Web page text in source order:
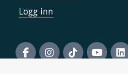
Logg inn